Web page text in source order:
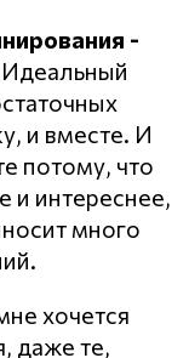
-
Идеальный
и вместе. И
потому, что
и интереснее,
много
хочется
даже те,